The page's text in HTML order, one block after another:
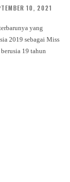
10, 2021
yang
2019 sebagai Miss